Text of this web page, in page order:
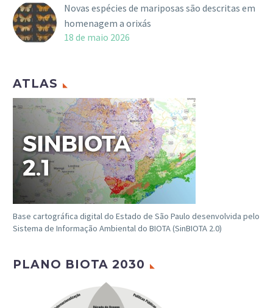
Novas espécies de mariposas são descritas em
homenagem a orixás
18 de maio 2026
ATLAS
Base cartográfica digital do Estado de São Paulo desenvolvida pelo
Sistema de Informação Ambiental do BIOTA (SinBIOTA 2.0)
PLANO BIOTA 2030